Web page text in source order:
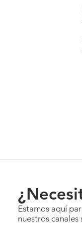
Estamos aquí
nuestros canales